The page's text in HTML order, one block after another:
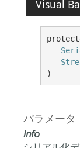
Visual
)
パラメータ
info